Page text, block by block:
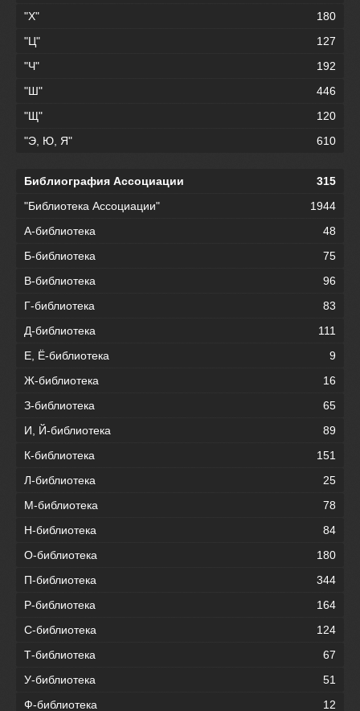
"Х"
180
"Ц"
127
"Ч"
192
"Ш"
446
"Щ"
120
"Э, Ю, Я"
610
Библиография Ассоциации
315
"Библиотека Ассоциации"
1944
А-библиотека
48
Б-библиотека
75
В-библиотека
96
Г-библиотека
83
Д-библиотека
111
Е, Ё-библиотека
9
Ж-библиотека
16
З-библиотека
65
И, Й-библиотека
89
К-библиотека
151
Л-библиотека
25
М-библиотека
78
Н-библиотека
84
О-библиотека
180
П-библиотека
344
Р-библиотека
164
С-библиотека
124
Т-библиотека
67
У-библиотека
51
Ф-библиотека
12